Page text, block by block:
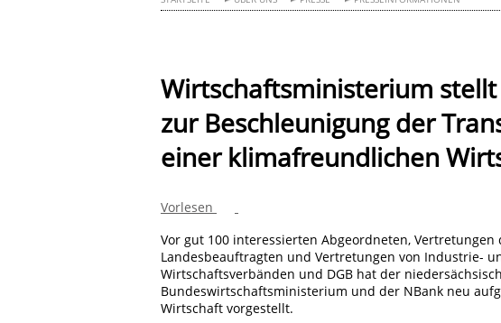
Wirtschaftsministerium
zur Beschleunigung der
einer klimafreundlichen
Vorlesen
Vor gut 100 interessierten Abgeordneten,
Landesbeauftragten und Vertretungen von Industrie-
Wirtschaftsverbänden und DGB hat der
Bundeswirtschaftsministerium und der NBank neu
Wirtschaft vorgestellt.